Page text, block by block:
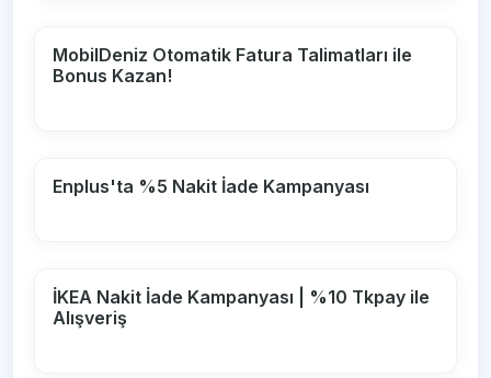
MobilDeniz Otomatik Fatura Talimatları ile
Bonus Kazan!
Enplus'ta %5 Nakit İade Kampanyası
İKEA Nakit İade Kampanyası | %10 Tkpay ile
Alışveriş